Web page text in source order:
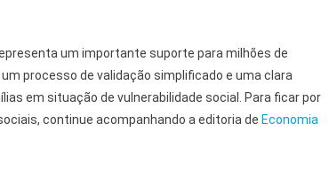
um importante suporte para milhões de
processo de validação simplificado e uma clara
em situação de vulnerabilidade social. Para ficar por
continue acompanhando a editoria de Economia